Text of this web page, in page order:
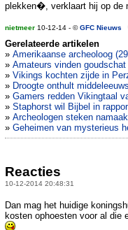
plekken�, verklaart hij op de
nietmeer 10-12-14 - ©GFC Nieuws
Gerelateerde artikelen
» Amerikaanse archeoloog
» Amateurs vinden
» Vikings kochten zijde in
» Droogte onthult
» Gamers redden Vikingtaal
» Staphorst wil Bijbel in
» Archeologen steken
» Geheimen van mysterieus
Reacties
10-12-2014 20:48:31
Dan mag het huidige
kosten ophoesten voor al die